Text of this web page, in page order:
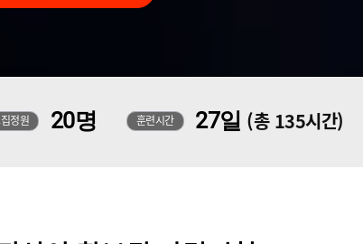
정원 20명 훈련시간 27일 (총 135시간)